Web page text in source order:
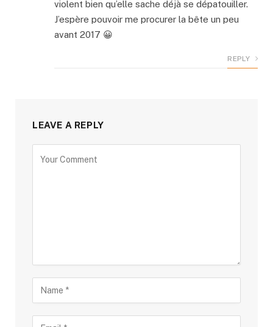
violent bien qu’elle sache déjà se dépatouiller.
J’espère pouvoir me procurer la bête un peu
avant 2017 😀
REPLY
LEAVE A REPLY